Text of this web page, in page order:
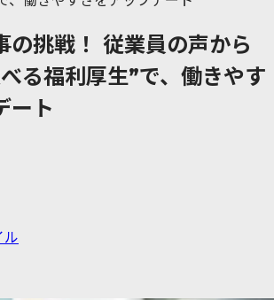
の挑戦！ 従業員の声から
る福利厚生”で、働きやす
ート
ル